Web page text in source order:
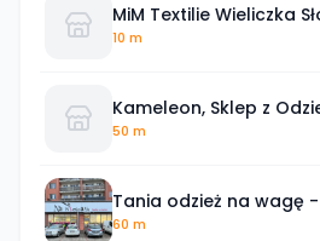
MiM Textilie Wieliczka
10 m
Kameleon, Sklep z
50 m
Tania odzież na wagę -
60 m